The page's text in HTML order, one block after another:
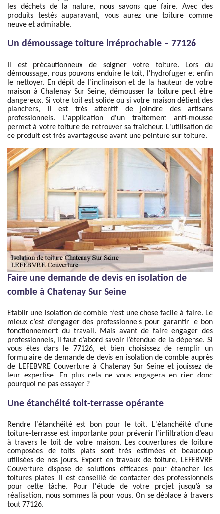
les déchets de la nature, nous savons que faire. Avec des
produits testés auparavant, vous aurez une toiture comme
neuve et admirable.
Un démoussage toiture irréprochable – 77126
Il est précautionneux de soigner votre toiture. Lors du
démoussage, nous pouvons enduire le toit, l'hydrofuger et enfin
le nettoyer. En dépit de l’inclinaison et de la hauteur de votre
maison à Chatenay Sur Seine, démousser la toiture peut être
dangereux. Si votre toit est solide ou si votre maison détient des
planchers, il est très attentif de joindre des artisans
professionnels. L'application d'un traitement anti-mousse
permet à votre toiture de retrouver sa fraîcheur. L'utilisation de
ce produit est très avantageuse avant une peinture sur toiture.
Faire une demande de devis en isolation de
comble à Chatenay Sur Seine
Etablir une isolation de comble n’est une chose facile à faire. Le
mieux c’est d’engager des professionnels pour garantir le bon
fonctionnement du travail. Mais avant de faire engager des
professionnels, il faut d’abord savoir l’étendue de la dépense. Si
vous êtes dans le 77126, et bien choisissez de remplir un
formulaire de demande de devis en isolation de comble auprès
de LEFEBVRE Couverture à Chatenay Sur Seine et jouissez de
leur expertise. En plus cela ne vous engagera en rien donc
pourquoi ne pas essayer ?
Une étanchéité toit-terrasse opérante
Rendre l’étanchéité est bon pour le toit. L'étanchéité d’une
toiture-terrasse est importante pour prévenir l’infiltration d’eau
à travers le toit de votre maison. Les couvertures de toiture
composées de toits plats sont très estimées et beaucoup
utilisées de nos jours. Expert en travaux de toiture, LEFEBVRE
Couverture dispose de solutions efficaces pour étancher les
toitures plates. Il est conseillé de contacter des professionnels
pour cette tâche. Pour l'étude de votre projet jusqu’à sa
réalisation, nous sommes là pour vous. On se déplace à travers
tout 77126.